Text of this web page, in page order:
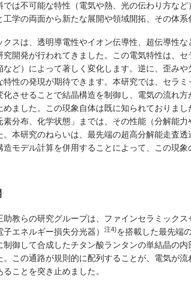
では不可能な特性（電気や熱、光の伝わり方な
学の両面から新たな展開や領域開拓、その体系
スは、透明導電性やイオン伝導性、超伝導性な
究開発が行われてきました。この電気特性は、
など）によって著しく変化します。逆に、歪み
特性の発現が期待できます。本研究では、セラ
化させることで結晶構造を制御し、電気の流れ
めました。この現象自体は既に知られておりま
素分布、化学状態」までは、その性能（分解能
。本研究のねらいは、最先端の超高分解能走査
造モデル計算を併用することによって、この現
助教らの研究グループは、ファインセラミック
エネルギー損失分光器）
注4)を搭載した最先端
制御して合成したチタン酸ランタンの単結晶の
。この通路が規則的に配列することが、電気が
ことを突き止めました。